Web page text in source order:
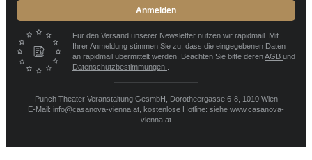
Anmelden
Für den Versand unserer Newsletter nutzen wir rapidmail. Mit
Ihrer Anmeldung stimmen Sie zu, dass die eingegebenen Daten
an rapidmail übermittelt werden. Beachten Sie bitte derenAGB und
Datenschutzbestimmungen
Punch Theater Veranstaltung GesmbH, Dorotheergasse 6-8, 1010 Wien
E-Mail: info@casanova-vienna.at, kostenlose Hotline: siehe www.casanova-
vienna.at